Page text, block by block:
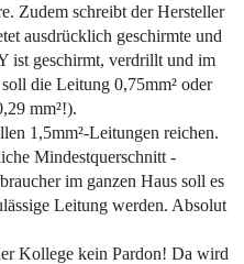
Zudem schreibt der Hersteller
ausdrücklich geschirmte und
ist geschirmt, verdrillt und im
die Leitung 0,75mm² oder
mm²!).
1,5mm²-Leitungen reichen.
Mindestquerschnitt -
im ganzen Haus soll es
Leitung werden. Absolut
Kollege kein Pardon! Da wird